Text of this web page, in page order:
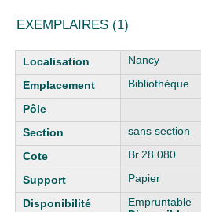
EXEMPLAIRES (1)
Liste des exemplaires
Nancy
Bibliothèque
sans section
Br.28.080
Papier
Empruntable